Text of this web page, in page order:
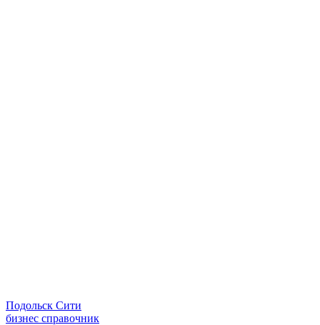
Подольск Сити
бизнес справочник